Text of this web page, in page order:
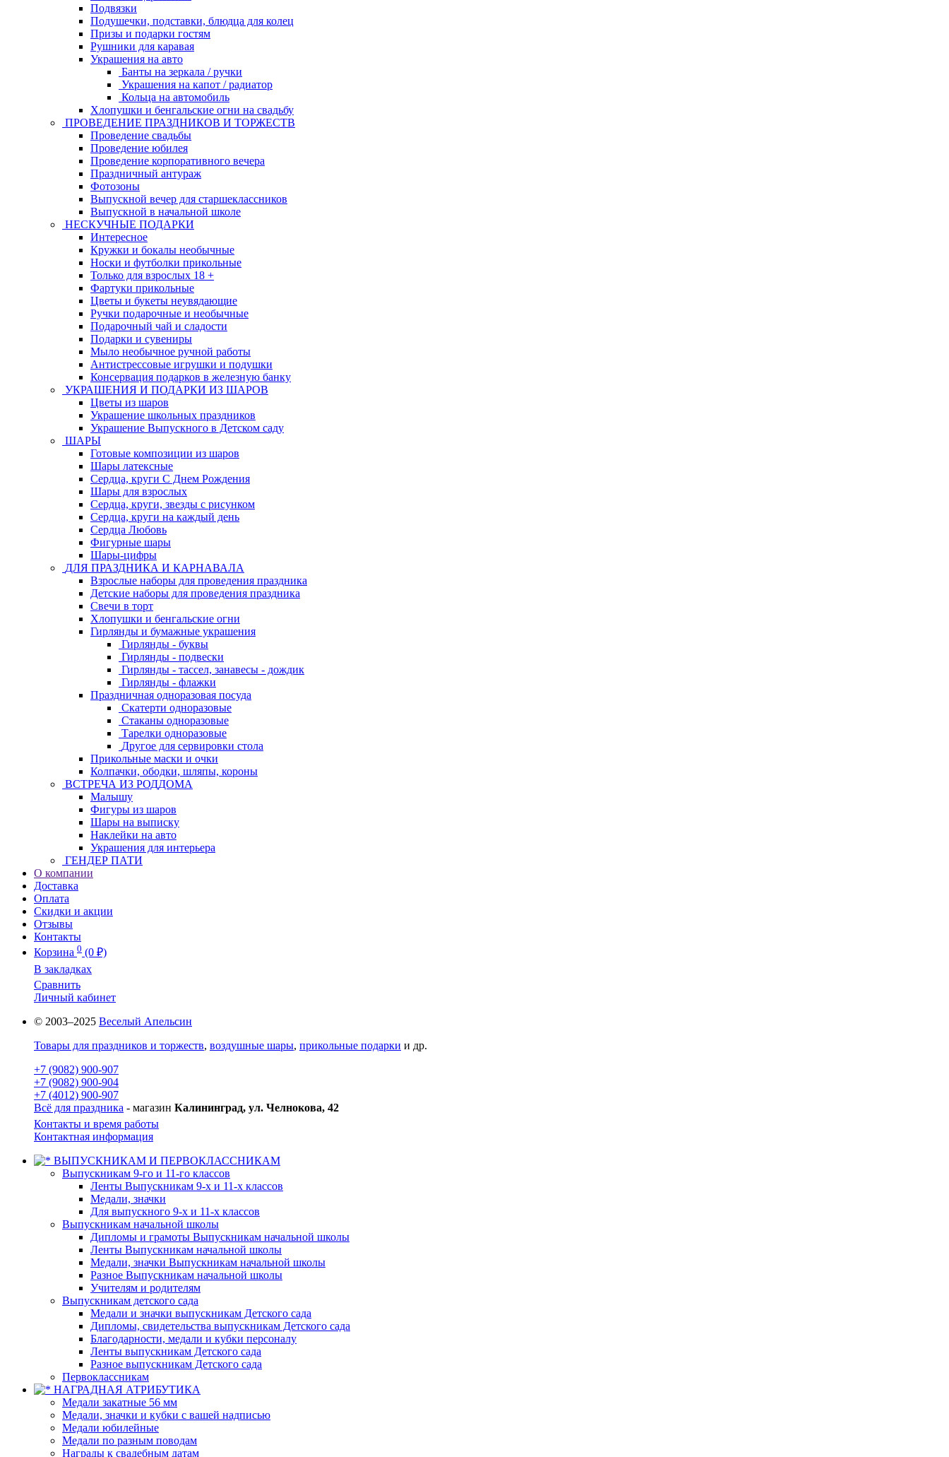
Подвязки
Подушечки, подставки, блюдца для колец
Призы и подарки гостям
Рушники для каравая
Украшения на авто
Банты на зеркала / ручки
Украшения на капот / радиатор
Кольца на автомобиль
Хлопушки и бенгальские огни на свадьбу
ПРОВЕДЕНИЕ ПРАЗДНИКОВ И ТОРЖЕСТВ
Проведение свадьбы
Проведение юбилея
Проведение корпоративного вечера
Праздничный антураж
Фотозоны
Выпускной вечер для старшеклассников
Выпускной в начальной школе
НЕСКУЧНЫЕ ПОДАРКИ
Интересное
Кружки и бокалы необычные
Носки и футболки прикольные
Только для взрослых 18 +
Фартуки прикольные
Цветы и букеты неувядающие
Ручки подарочные и необычные
Подарочный чай и сладости
Подарки и сувениры
Мыло необычное ручной работы
Антистрессовые игрушки и подушки
Консервация подарков в железную банку
УКРАШЕНИЯ И ПОДАРКИ ИЗ ШАРОВ
Цветы из шаров
Украшение школьных праздников
Украшение Выпускного в Детском саду
ШАРЫ
Готовые композиции из шаров
Шары латексные
Сердца, круги С Днем Рождения
Шары для взрослых
Сердца, круги, звезды с рисунком
Сердца, круги на каждый день
Сердца Любовь
Фигурные шары
Шары-цифры
ДЛЯ ПРАЗДНИКА И КАРНАВАЛА
Взрослые наборы для проведения праздника
Детские наборы для проведения праздника
Свечи в торт
Хлопушки и бенгальские огни
Гирлянды и бумажные украшения
Гирлянды - буквы
Гирлянды - подвески
Гирлянды - тассел, занавесы - дождик
Гирлянды - флажки
Праздничная одноразовая посуда
Скатерти одноразовые
Стаканы одноразовые
Тарелки одноразовые
Другое для сервировки стола
Прикольные маски и очки
Колпачки, ободки, шляпы, короны
ВСТРЕЧА ИЗ РОДДОМА
Малышу
Фигуры из шаров
Шары на выписку
Наклейки на авто
Украшения для интерьера
ГЕНДЕР ПАТИ
О компании
Доставка
Оплата
Скидки и акции
Отзывы
Контакты
Корзина 0 (0 ₽)
В закладках
Сравнить
Личный кабинет
© 2003–2025 Веселый Апельсин
Товары для праздников и торжеств, воздушные шары, прикольные подарки и др.
+7 (9082) 900-907
+7 (9082) 900-904
+7 (4012) 900-907
Всё для праздника - магазин Калининград, ул. Челнокова, 42
Контакты и время работы
Контактная информация
ВЫПУСКНИКАМ И ПЕРВОКЛАССНИКАМ
Выпускникам 9-го и 11-го классов
Ленты Выпускникам 9-х и 11-х классов
Медали, значки
Для выпускного 9-х и 11-х классов
Выпускникам начальной школы
Дипломы и грамоты Выпускникам начальной школы
Ленты Выпускникам начальной школы
Медали, значки Выпускникам начальной школы
Разное Выпускникам начальной школы
Учителям и родителям
Выпускникам детского сада
Медали и значки выпускникам Детского сада
Дипломы, свидетельства выпускникам Детского сада
Благодарности, медали и кубки персоналу
Ленты выпускникам Детского сада
Разное выпускникам Детского сада
Первоклассникам
НАГРАДНАЯ АТРИБУТИКА
Медали закатные 56 мм
Медали, значки и кубки с вашей надписью
Медали юбилейные
Медали по разным поводам
Награды к свадебным датам